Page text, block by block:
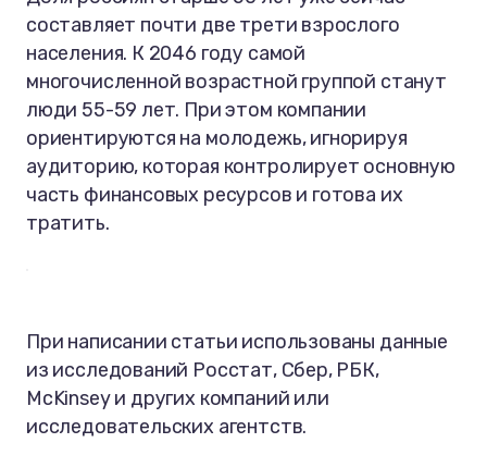
составляет почти две трети взрослого
населения. К 2046 году самой
многочисленной возрастной группой станут
люди 55-59 лет. При этом компании
ориентируются на молодежь, игнорируя
аудиторию, которая контролирует основную
часть финансовых ресурсов и готова их
тратить.
При написании статьи использованы данные
из исследований Росстат, Сбер, РБК,
McKinsey и других компаний или
исследовательских агентств.